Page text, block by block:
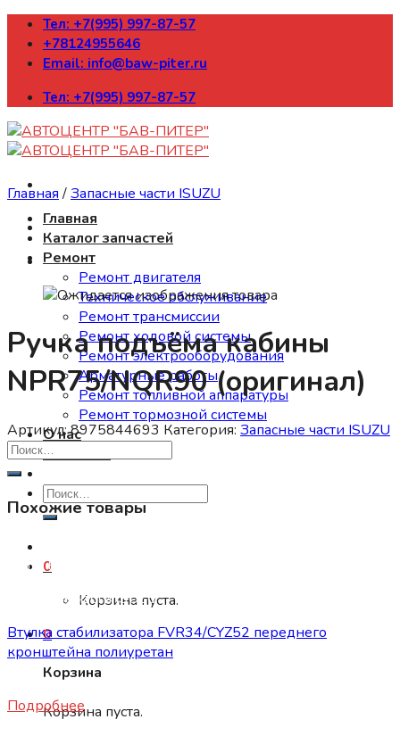
Skip
content
Тел: +7(995) 997-87-57
+78124955646
Email: info@baw-piter.ru
Тел: +7(995) 997-87-57
Главная
Каталог запчастей
Ремонт
Ремонт двигателя
Техническое обслуживание
Ремонт трансмиссии
Ремонт ходовой системы
Ремонт электрооборудования
Арматурные работы
Ремонт топливной аппаратуры
Ремонт тормозной системы
О нас
Контакты
Искать:
0
Корзина пуста.
0
Корзина
Корзина пуста.
Главная /Запасные части ISUZU
Ручка подъёма кабины
NPR75/NQR90 (оригинал)
Артикул:8975844693 Категория: Запасные части ISUZU
Похожие товары
Нет в наличии
Запасные части ISUZU
Втулка стабилизатора FVR34/CYZ52 переднего
кронштейна полиуретан
Подробнее